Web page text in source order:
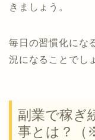
きましょう。
毎日の習慣化にな
況になることでし
副業で稼ぎ
事とは？（